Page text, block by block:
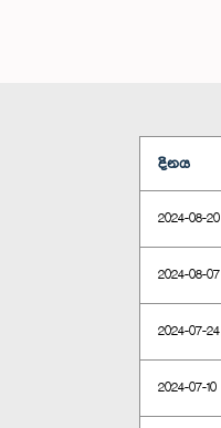
දිනය
2024-08-20
2024-08-07
2024-07-24
2024-07-10